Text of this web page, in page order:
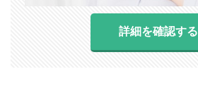
詳細を確認する